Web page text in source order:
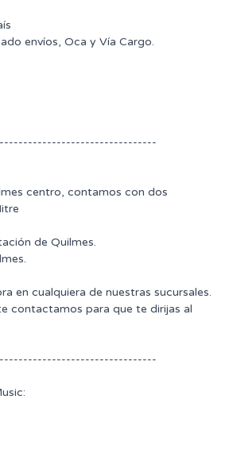
envíos, Oca y Vía Cargo.
centro, contamos con dos
de Quilmes.
en cualquiera de nuestras sucursales.
contactamos para que te dirijas al